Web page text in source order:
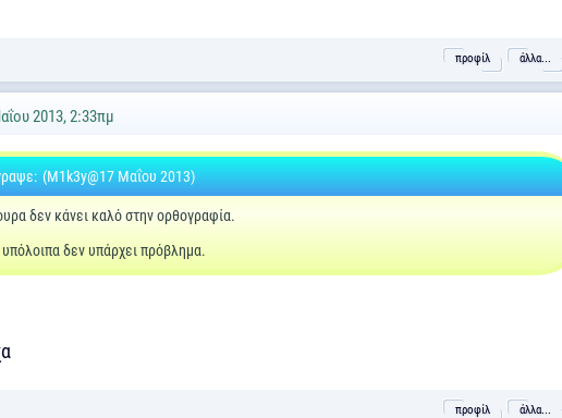
προφίλ άλλα...
2013, 2:33πμ
(M1k3y@17 Μαΐου 2013)
δεν κάνει καλό στην ορθογραφία.
δεν υπάρχει πρόβλημα.
προφίλ άλλα...